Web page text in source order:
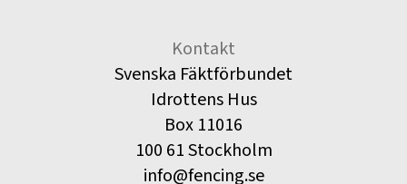
Kontakt
Svenska Fäktförbundet
Idrottens Hus
Box 11016
100 61 Stockholm
info@fencing.se